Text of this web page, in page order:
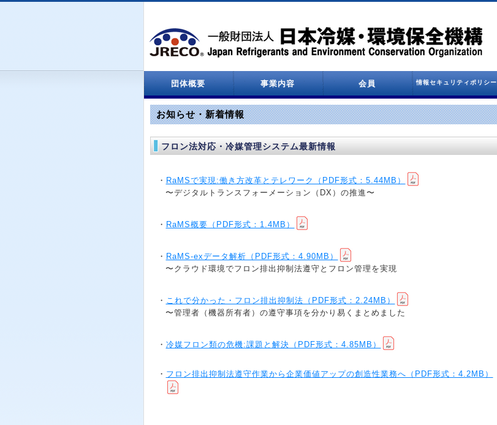
団体概要
設立関係
役員名簿
定款
決算報告
情報処理センター
事業内容 会員
会員一覧
情報セキュリティポリシー
情報セキュリティポリシー
プライバシーポリシー
お知らせ・新着情報
フロン法対応・冷媒管理システム最新情報
・ RaMSで実現:働き方改革とテレワーク（PDF形式：5.44MB）
〜デジタルトランスフォーメーション（DX）の推進〜
・ RaMS概要（PDF形式：1.4MB）
・ RaMS-exデータ解析（PDF形式：4.90MB）
〜クラウド環境でフロン排出抑制法遵守とフロン管理を実現
・ これで分かった・フロン排出抑制法（PDF形式：2.24MB）
〜管理者（機器所有者）の遵守事項を分かり易くまとめました
・ 冷媒フロン類の危機:課題と解決（PDF形式：4.85MB）
・ フロン排出抑制法遵守作業から企業価値アップの創造性業務へ（PDF形式：4.2MB）